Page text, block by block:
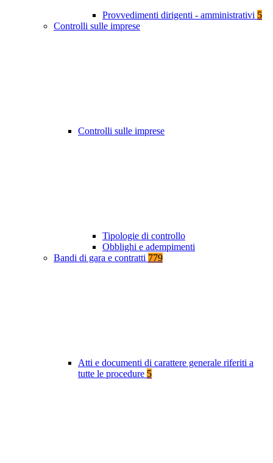
Provvedimenti dirigenti - amministrativi 5
Controlli sulle imprese
Controlli sulle imprese
Tipologie di controllo
Obblighi e adempimenti
Bandi di gara e contratti 779
Atti e documenti di carattere generale riferiti a
tutte le procedure 5